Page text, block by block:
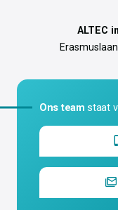
ALTEC
Ons team staat